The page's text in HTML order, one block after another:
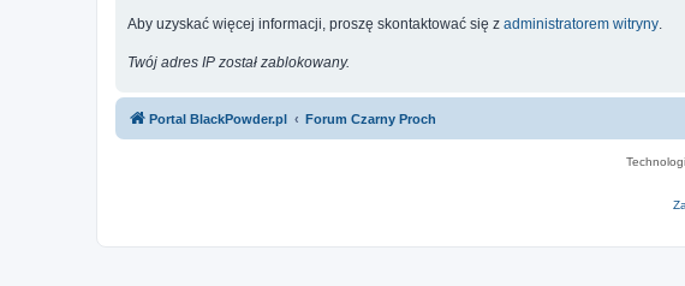
Aby uzyskać więcej informacji, proszę skontaktować się z administratorem witryny
Twój adres IP został zablokowany.
Portal BlackPowder.pl Forum Czarny Proch